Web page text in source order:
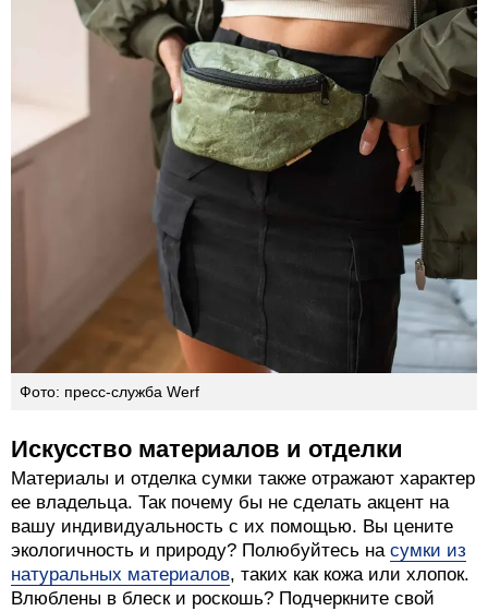
Фото: пресс-служба Werf
Искусство материалов и отделки
Материалы и отделка сумки также отражают характер
ее владельца. Так почему бы не сделать акцент на
вашу индивидуальность с их помощью. Вы цените
экологичность и природу? Полюбуйтесь на сумки из
натуральных материалов, таких как кожа или хлопок.
Влюблены в блеск и роскошь? Подчеркните свой